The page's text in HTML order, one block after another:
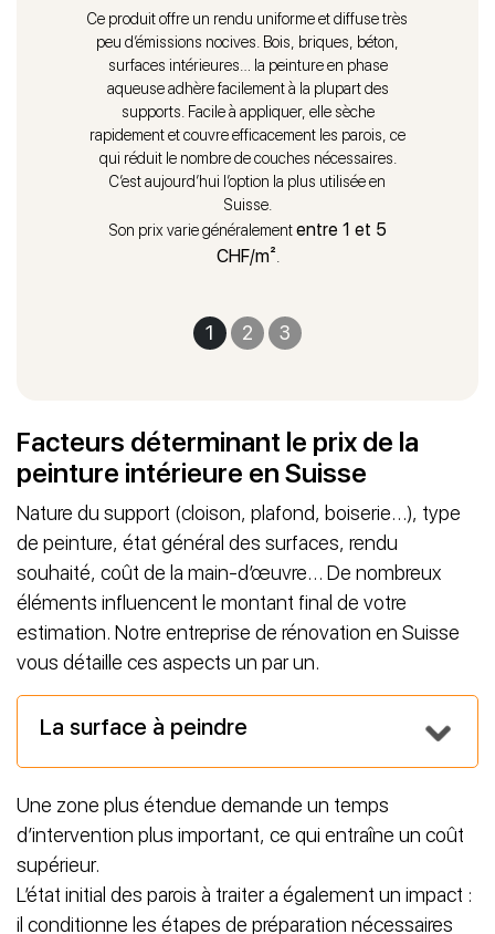
1 2 3
Ce produit offre un rendu uniforme et diffuse très
peu d’émissions nocives. Bois, briques, béton,
surfaces intérieures… la peinture en phase
aqueuse adhère facilement à la plupart des
supports. Facile à appliquer, elle sèche
rapidement et couvre efficacement les parois, ce
qui réduit le nombre de couches nécessaires.
C’est aujourd’hui l’option la plus utilisée en
Suisse.
Son prix varie généralemententre 1 et 5
CHF/m²
Facteurs déterminant le prix de la
peinture intérieure en Suisse
Nature du support (cloison, plafond, boiserie…), type
de peinture, état général des surfaces, rendu
souhaité, coût de la main-d’œuvre… De nombreux
éléments influencent le montant final de votre
estimation. Notre entreprise de rénovation en Suisse
vous détaille ces aspects un par un.
La surface à peindre
Une zone plus étendue demande un temps
d’intervention plus important, ce qui entraîne un coût
supérieur.
L’état initial des parois à traiter a également un impact :
il conditionne les étapes de préparation nécessaires